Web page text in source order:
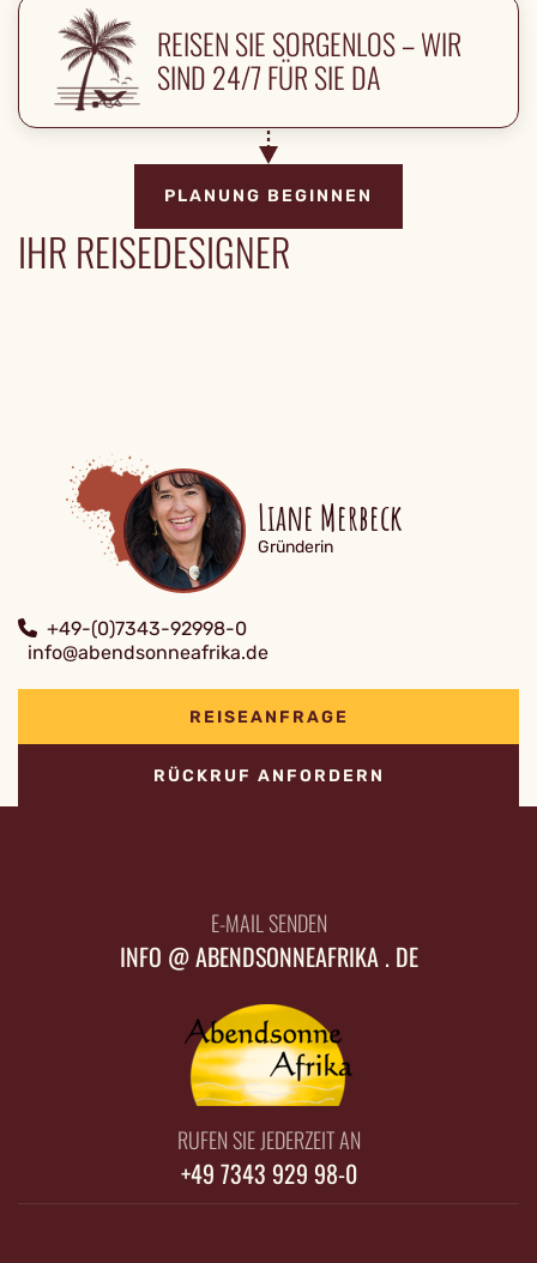
REISEN SIE SORGENLOS – WIR
SIND 24/7 FÜR SIE DA
PLANUNG BEGINNEN
IHR REISEDESIGNER
Liane Merbeck
Gründerin
+49-(0)7343-92998-0
info@abendsonneafrika.de
REISEANFRAGE
RÜCKRUF ANFORDERN
E-MAIL SENDEN
INFO @ ABENDSONNEAFRIKA . DE
RUFEN SIE JEDERZEIT AN
+49 7343 929 98-0